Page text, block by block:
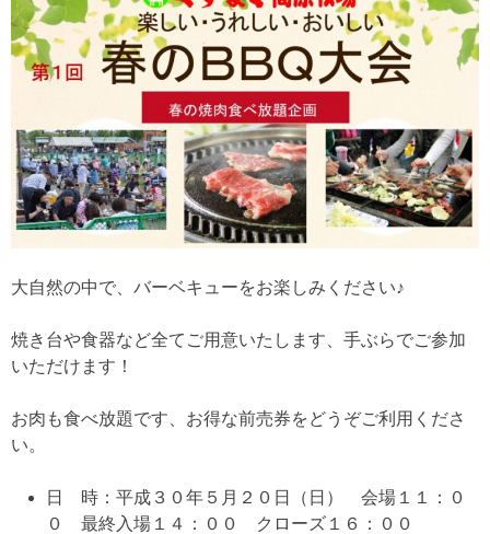
大自然の中で、バーベキューをお楽しみください♪
焼き台や食器など全てご用意いたします、手ぶらでご参加
いただけます！
お肉も食べ放題です、お得な前売券をどうぞご利用くださ
い。
日 時：平成３０年５月２０日（日） 会場１１：０
０ 最終入場１４：００ クローズ１６：００